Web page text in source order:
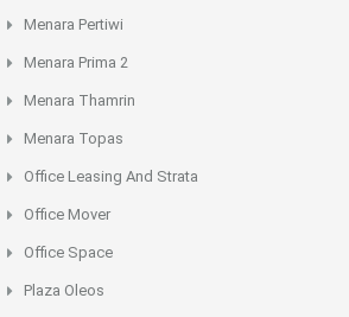
Menara Pertiwi
Menara Prima 2
Menara Thamrin
Menara Topas
Office Leasing And Strata
Office Mover
Office Space
Plaza Oleos